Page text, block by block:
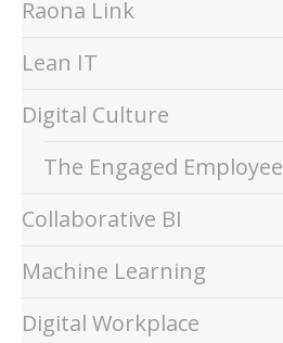
Raona Link
Lean IT
Digital Culture
The Engaged Employee
Collaborative BI
Machine Learning
Digital Workplace